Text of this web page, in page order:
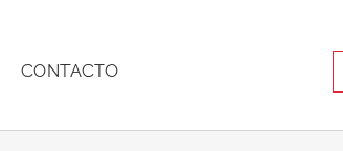
CONTACTO